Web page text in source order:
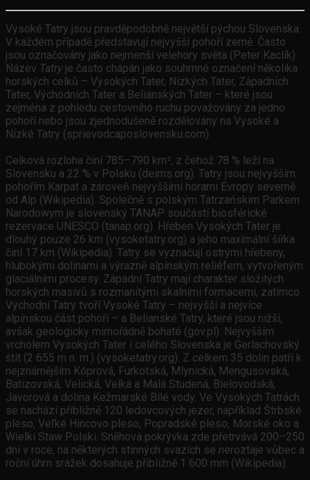
Vysoké Tatry jsou pravděpodobně největší pýchou Slovenska.
V každém případě představují nejvyšší pohoří země. Často
jsou označovány jako nejmenší velehory světa (Peter Kaclík).
Název Tatryje často chápán jako souhrnné označení několika
horských celků – Vysokých Tater, Nízkých Tater, Západních
Tater, Východních Tater a Belianských Tater – které jsou
zejména z pohledu cestovního ruchu považovány za jedno
pohoří nebo jsou zjednodušeně rozdělovány na Vysoké a
Nízké Tatry (sprievodcaposlovensku.com).
Celková rozloha činí 785–790 km², z čehož 78 % leží na
Slovensku a 22 % v Polsku (deims.org). Tatry jsou nejvyšším
pohořím Karpat a zároveň nejvyššími horami Evropy severně
od Alp (Wikipedia). Společně s polským Tatrzańskim Parkem
Narodowym je slovenský TANAP součástí biosférické
rezervace UNESCO (tanap.org). Hřeben Vysokých Tater je
dlouhý pouze 26 km (vysoketatry.org) a jeho maximální šířka
činí 17 km (Wikipedia). Tatry se vyznačují ostrými hřebeny,
hlubokými dolinami a výrazně alpínským reliéfem, vytvořeným
glaciálními procesy. Západní Tatry mají charakter složitých
horských masivů s rozmanitými skalními formacemi, zatímco
Východní Tatry tvoří Vysoké Tatry – nejvyšší a nejvíce
alpínskou část pohoří – a Belianské Tatry, které jsou nižší,
avšak geologicky mimořádně bohaté (gov.pl). Nejvyšším
vrcholem Vysokých Tater i celého Slovenska je Gerlachovský
štít (2 655 m n. m.) (vysoketatry.org). Z celkem 35 dolin patří k
nejznámějším Kôprová, Furkotská, Mlynická, Mengusovská,
Batizovská, Velická, Velká a Malá Studená, Bielovodská,
Javorová a dolina Kežmarské Bílé vody. Ve Vysokých Tatrách
se nachází přibližně 120 ledovcových jezer, například Štrbské
pleso, Veľké Hincovo pleso, Popradské pleso, Morské oko a
Wielki Staw Polski. Sněhová pokrývka zde přetrvává 200–250
dní v roce, na některých stinných svazích se neroztaje vůbec a
roční úhrn srážek dosahuje přibližně 1 600 mm (Wikipedia).